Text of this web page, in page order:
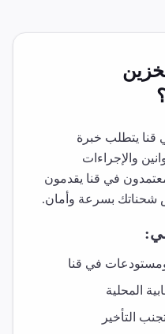
؟
قنا يتطلب خبرة
والإجراءات
في قنا يقدمون
شحناتك بسرعة وأمان.
في قنا
المحلية
التأخير